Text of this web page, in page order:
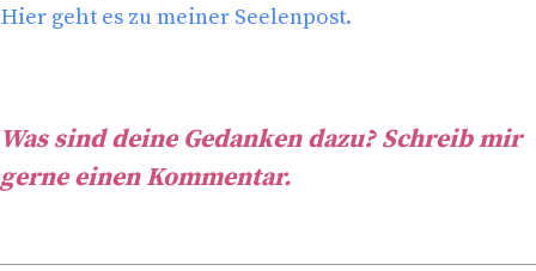
Hier geht es zu meiner Seelenpost.
Was sind deine Gedanken dazu? Schreib mir
gerne einen Kommentar.